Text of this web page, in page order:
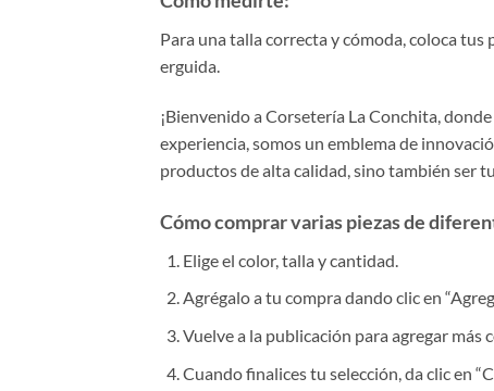
Para una talla correcta y cómoda, coloca
erguida.
¡Bienvenido a Corsetería La Conchita,
experiencia, somos un emblema de
productos de alta calidad, sino también ser
Cómo comprar varias piezas de
Elige el color, talla y cantidad.
Agrégalo a tu compra dando clic en
Vuelve a la publicación para agregar
Cuando finalices tu selección, da clic en